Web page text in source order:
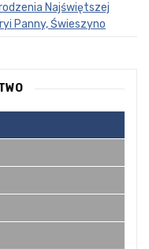
Najświętszej
Panny, Świeszyno